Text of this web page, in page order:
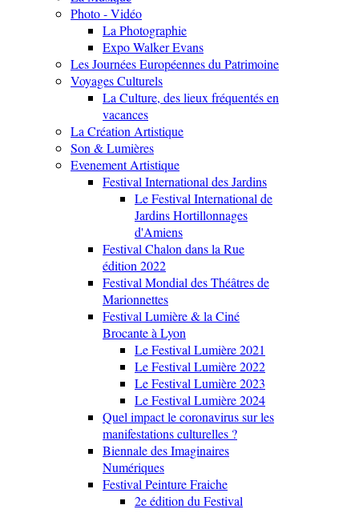
Photo - Vidéo
La Photographie
Expo Walker Evans
Les Journées Européennes du Patrimoine
Voyages Culturels
La Culture, des lieux fréquentés en
vacances
La Création Artistique
Son & Lumières
Evenement Artistique
Festival International des Jardins
Le Festival International de
Jardins Hortillonnages
d'Amiens
Festival Chalon dans la Rue
édition 2022
Festival Mondial des Théâtres de
Marionnettes
Festival Lumière & la Ciné
Brocante à Lyon
Le Festival Lumière 2021
Le Festival Lumière 2022
Le Festival Lumière 2023
Le Festival Lumière 2024
Quel impact le coronavirus sur les
manifestations culturelles ?
Biennale des Imaginaires
Numériques
Festival Peinture Fraiche
2e édition du Festival